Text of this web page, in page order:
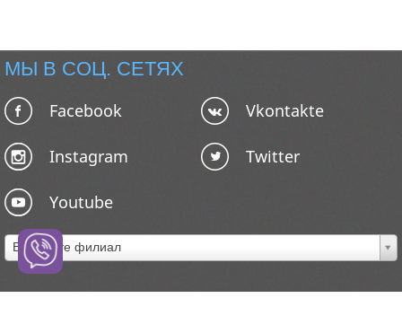
МЫ В СОЦ. СЕТЯХ
Facebook Vkontakte
Instagram Twitter
Youtube
Выберите филиал